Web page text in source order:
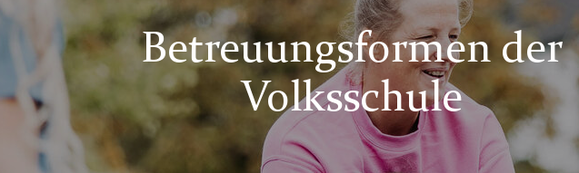
Betreuungsformen der
Volksschule